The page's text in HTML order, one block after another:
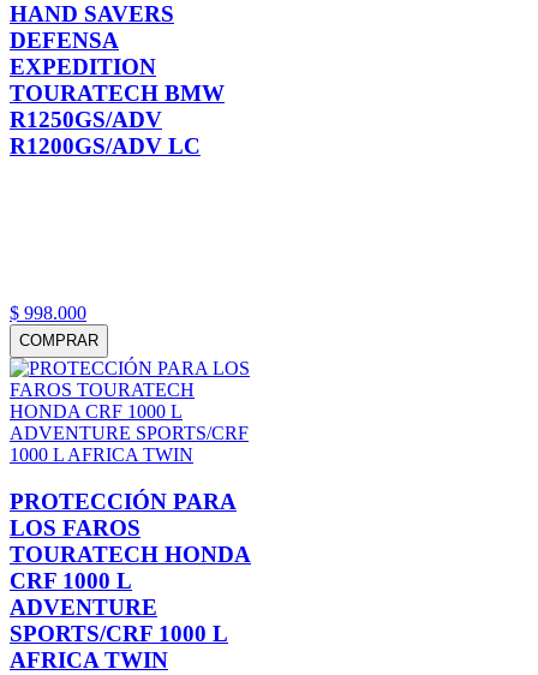
HAND SAVERS
DEFENSA
EXPEDITION
TOURATECH BMW
R1250GS/ADV
R1200GS/ADV LC
$ 998.000
COMPRAR
PROTECCIÓN PARA
LOS FAROS
TOURATECH HONDA
CRF 1000 L
ADVENTURE
SPORTS/CRF 1000 L
AFRICA TWIN